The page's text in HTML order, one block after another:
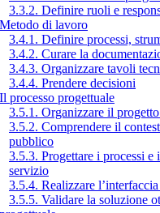
3.3.2. Definire ruoli e
di lavoro
3.4.1. Definire processi,
3.4.2. Curare la
3.4.3. Organizzare tavoli
3.4.4. Prendere decisioni
processo progettuale
3.5.1. Organizzare il
3.5.2. Comprendere il
pubblico
3.5.3. Progettare i processi e i
servizio
3.5.4. Realizzare
3.5.5. Validare la soluzione